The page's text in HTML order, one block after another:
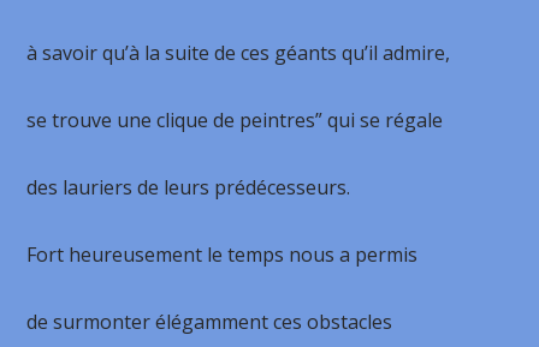
à savoir qu’à la suite de ces géants qu’il admire,
se trouve une clique de peintres” qui se régale
des lauriers de leurs prédécesseurs.
Fort heureusement le temps nous a permis
de surmonter élégamment ces obstacles